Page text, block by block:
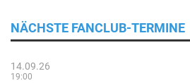
NÄCHSTE FANCLUB-TERMINE
14.09.26
19:00